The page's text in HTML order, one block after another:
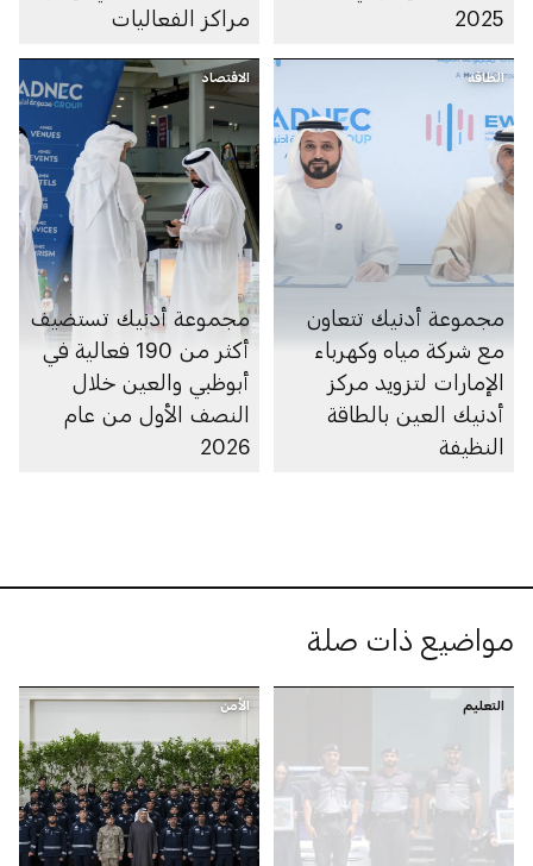
2025
مراكز الفعاليات
الطاقة
مجموعة أدنيك تتعاون
مع شركة مياه وكهرباء
الإمارات لتزويد مركز
أدنيك العين بالطاقة
النظيفة
الاقتصاد
مجموعة أدنيك تستضيف
أكثر من 190 فعالية في
أبوظبي والعين خلال
النصف الأول من عام
2026
مواضيع ذات صلة
التعليم الأمن